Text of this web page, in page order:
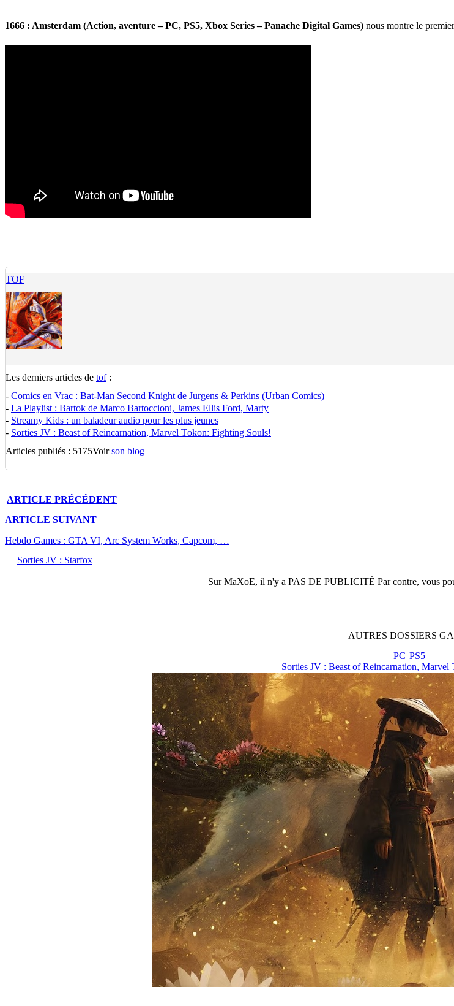
1666 : Amsterdam (Action, aventure – PC, PS5, Xbox Series – Panache Digital Games) nous montre le
TOF
Les derniers articles de tof:
- Comics en Vrac : Bat-Man Second Knight de Jurgens & Perkins (Urban Comics)
- La Playlist : Bartok de Marco Bartoccioni, James Ellis Ford, Marty
- Streamy Kids : un baladeur audio pour les plus jeunes
- Sorties JV : Beast of Reincarnation, Marvel Tōkon: Fighting Souls!
Articles publiés : 5175Voirson blog
ARTICLE PRÉCÉDENT
ARTICLE SUIVANT
Hebdo Games : GTA VI, Arc System Works, Capcom, …
Sorties JV : Starfox
SurMaXoE, il n'y a PAS DE PUBLICITÉ Par contre, vous
AUTRES DOSSIERS
PC PS5
Sorties JV : Beast of Reincarnation,